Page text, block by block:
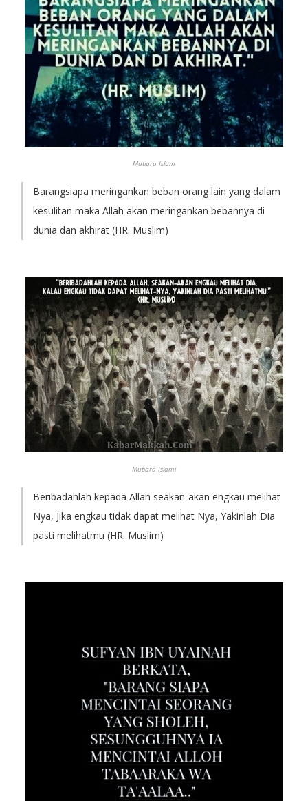
Mutiara Islam
Barangsiapa meringankan beban orang lain yang dalam
kesulitan maka Allah akan meringankan bebannya di
dunia dan akhirat (HR. Muslim)
Mutiara Islami
Beribadahlah kepada Allah seakan-akan engkau melihat
Nya, Jika engkau tidak dapat melihat Nya, Yakinlah Dia
pasti melihatmu (HR. Muslim)